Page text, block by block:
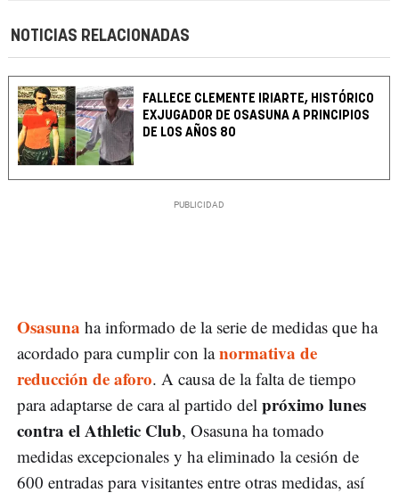
NOTICIAS RELACIONADAS
FALLECE CLEMENTE IRIARTE, HISTÓRICO
EXJUGADOR DE OSASUNA A PRINCIPIOS
DE LOS AÑOS 80
Osasuna ha informado de la serie de medidas que ha
acordado para cumplir con lanormativa de
reducción de aforo. A causa de la falta de tiempo
para adaptarse de cara al partido del próximo lunes
contra el Athletic Club, Osasuna ha tomado
medidas excepcionales y ha eliminado la cesión de
600 entradas para visitantes entre otras medidas, así